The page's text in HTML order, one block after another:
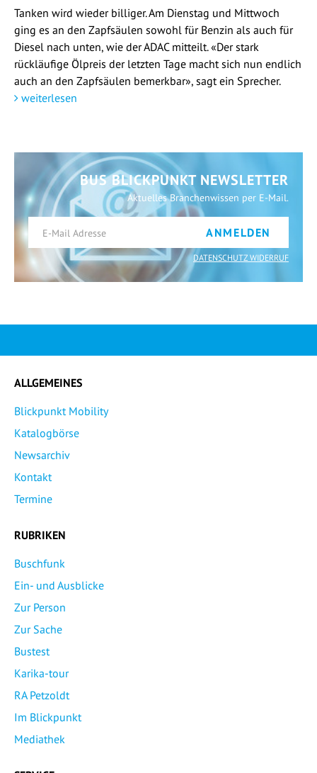
Tanken wird wieder billiger. Am Dienstag und Mittwoch
ging es an den Zapfsäulen sowohl für Benzin als auch für
Diesel nach unten, wie der ADAC mitteilt. «Der stark
rückläufige Ölpreis der letzten Tage macht sich nun endlich
auch an den Zapfsäulen bemerkbar», sagt ein Sprecher.
weiterlesen
BUS BLICKPUNKT NEWSLETTER
Aktuelles Branchenwissen per E-Mail.
ANMELDEN
DATENSCHUTZ WIDERRUF
ALLGEMEINES
Blickpunkt Mobility
Katalogbörse
Newsarchiv
Kontakt
Termine
RUBRIKEN
Buschfunk
Ein- und Ausblicke
Zur Person
Zur Sache
Bustest
Karika-tour
RA Petzoldt
Im Blickpunkt
Mediathek